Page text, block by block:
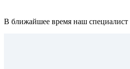
В ближайшее время наш специалист